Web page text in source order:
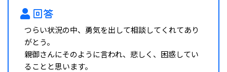
回答
つらい状況の中、勇気を出して相談してくれてあり
がとう。
親御さんにそのように言われ、悲しく、困惑してい
ることと思います。